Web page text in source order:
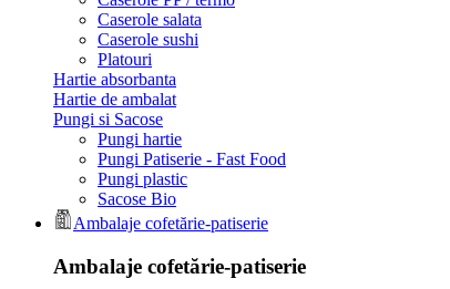
Caserole salata
Caserole sushi
Platouri
Hartie absorbanta
Hartie de ambalat
Pungi si Sacose
Pungi hartie
Pungi Patiserie - Fast Food
Pungi plastic
Sacose Bio
Ambalaje cofetărie-patiserie
Ambalaje cofetărie-patiserie